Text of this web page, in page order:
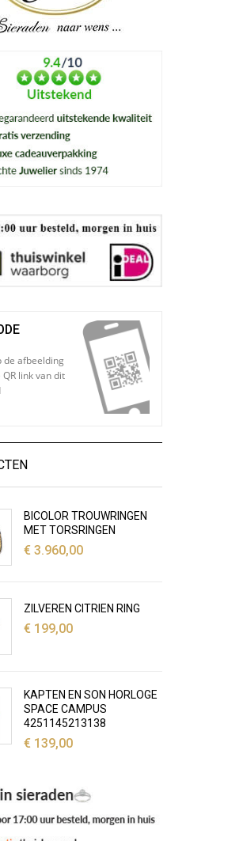
de afbeelding
link van dit
BICOLOR TROUWRINGEN
MET TORSRINGEN
€3.960,00
ZILVEREN CITRIEN RING
€199,00
KAPTEN EN SON HORLOGE
SPACE CAMPUS
4251145213138
€139,00